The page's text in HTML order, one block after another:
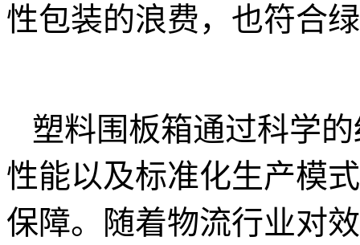
性包装的浪费，也符合
塑料围板箱通过科学
性能以及标准化生产模
保障。随着物流行业对